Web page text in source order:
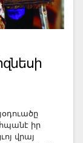
իր
վրայ